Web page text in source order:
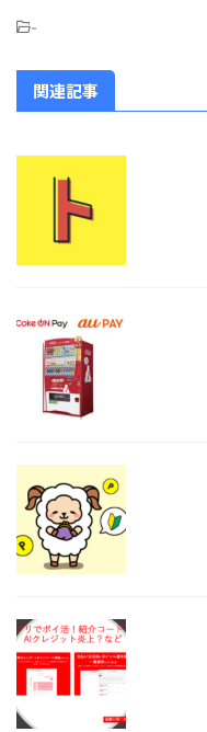
-
関連記事